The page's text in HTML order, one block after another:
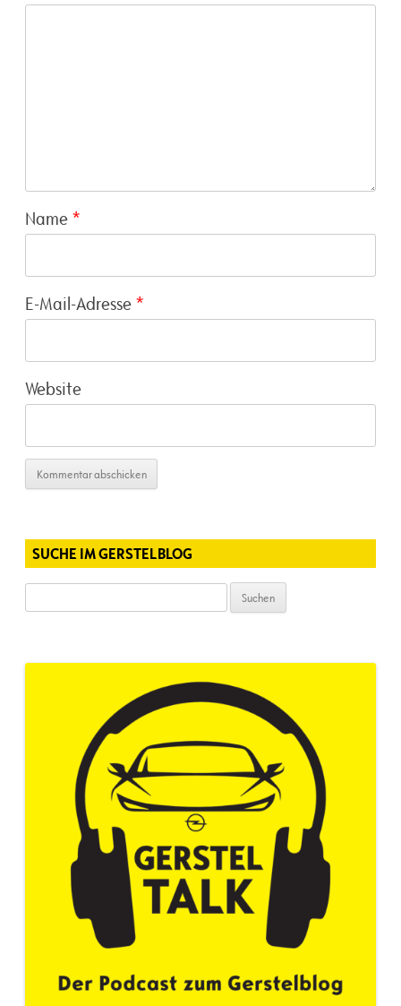
Name *
E-Mail-Adresse *
Website
SUCHE IM GERSTELBLOG